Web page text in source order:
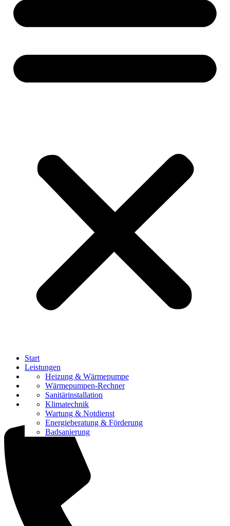
Start
Leistungen
Heizung & Wärmepumpe
Wärmepumpen-Rechner
Sanitärinstallation
Klimatechnik
Wartung & Notdienst
Energieberatung & Förderung
Badsanierung
Referenzen
Über uns
Karriere
Kontakt